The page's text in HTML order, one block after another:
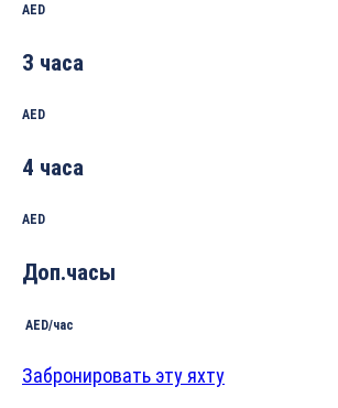
AED
3 часа
AED
4 часа
AED
Доп.часы
AED/час
Забронировать эту яхту